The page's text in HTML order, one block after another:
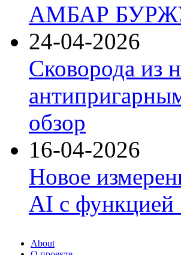
АМБАР
24-04-2026
Сковорода из
обзор
16-04-2026
Новое
AI с функцией
About